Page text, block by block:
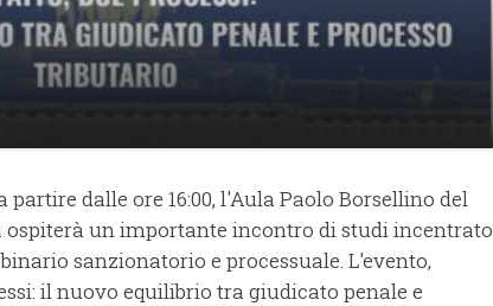
partire dalle ore 16:00, l'Aula Paolo Borsellino del
ospiterà un importante incontro di studi incentrato
sanzionatorio e processuale. L'evento,
il nuovo equilibrio tra giudicato penale e